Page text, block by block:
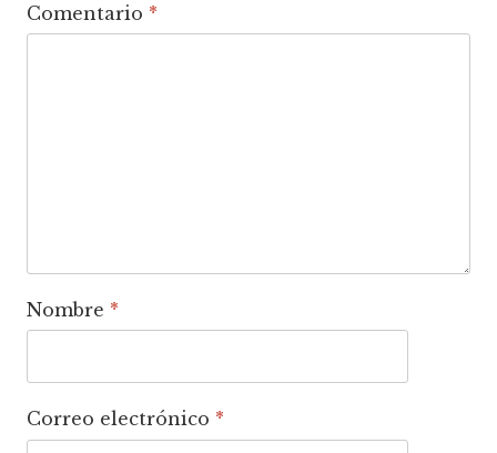
Comentario *
Nombre *
Correo electrónico *